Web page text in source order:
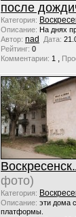
после
Категория:
Описание: На днях
Автор: nad Дата:
Рейтинг: 0
Комментарии: 1 ,
фото)
Категория:
Описание: эти дома
платформы.